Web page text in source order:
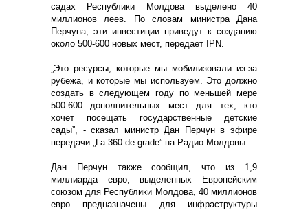
садах Республики Молдова выделено 40
миллионов леев. По словам министра Дана
Перчуна, эти инвестиции приведут к созданию
около 500-600 новых мест, передает IPN.
„Это ресурсы, которые мы мобилизовали из-за
рубежа, и которые мы используем. Это должно
создать в следующем году по меньшей мере
500-600 дополнительных мест для тех, кто
хочет посещать государственные детские
сады”, - сказал министр Дан Перчун в эфире
передачи „La 360 de grade” на Радио Молдовы.
Дан Перчун также сообщил, что из 1,9
миллиарда евро, выделенных Европейским
союзом для Республики Молдова, 40 миллионов
евро предназначены для инфраструктуры